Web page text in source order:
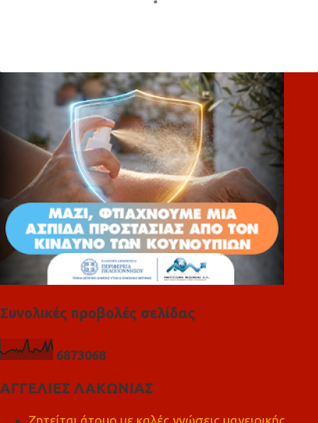
λ
Συνολικές προβολές σελίδας
6873068
ΑΓΓΕΛΙΕΣ ΛΑΚΩΝΙΑΣ
Ζητείται άτομο με καλές γνώσεις μαγειρικής